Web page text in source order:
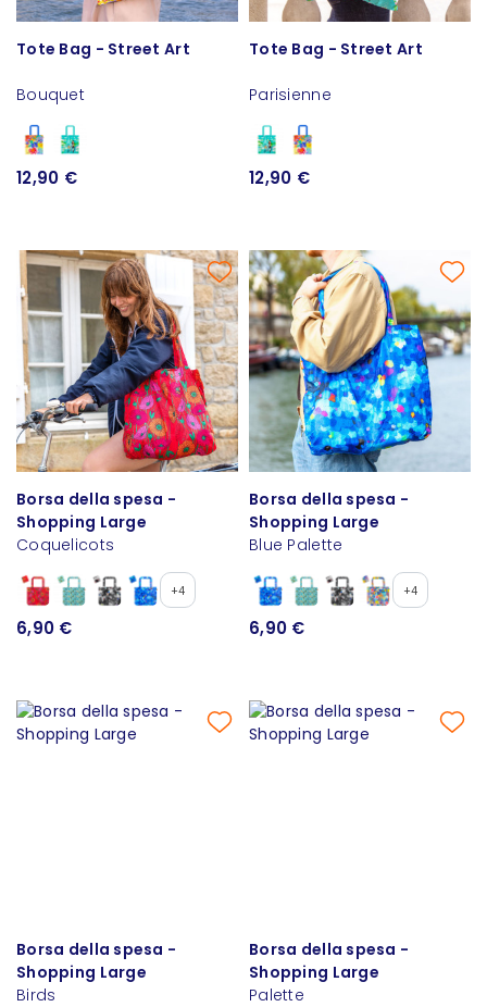
Tote Bag - Street Art
Bouquet
12,90 €
Tote Bag - Street Art
Parisienne
12,90 €
Borsa della spesa -
Shopping Large
Coquelicots
+4
6,90 €
Borsa della spesa -
Shopping Large
Blue Palette
+4
6,90 €
Borsa della spesa -
Shopping Large
Birds
Borsa della spesa -
Shopping Large
Palette